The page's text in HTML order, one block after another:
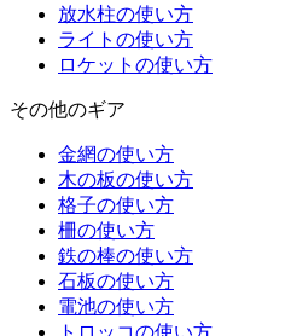
放水柱の使い方
ライトの使い方
ロケットの使い方
その他のギア
金網の使い方
木の板の使い方
格子の使い方
柵の使い方
鉄の棒の使い方
石板の使い方
電池の使い方
トロッコの使い方